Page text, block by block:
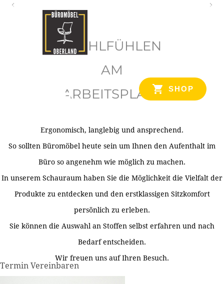
SHOP
WOHLFÜHLEN
AM
ARBEITSPLATZ
Ergonomisch, langlebig und ansprechend.
So sollten Büromöbel heute sein um Ihnen den Aufenthalt im
Büro so angenehm wie möglich zu machen.
In unserem Schauraum haben Sie die Möglichkeit die Vielfalt der
Produkte zu entdecken und den erstklassigen Sitzkomfort
persönlich zu erleben.
Sie können die Auswahl an Stoffen selbst erfahren und nach
Bedarf entscheiden.
Wir freuen uns auf Ihren Besuch.
Termin Vereinbaren